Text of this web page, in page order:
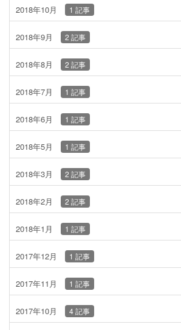
2018年10月 1 記事
2018年9月 2 記事
2018年8月 2 記事
2018年7月 1 記事
2018年6月 1 記事
2018年5月 1 記事
2018年3月 2 記事
2018年2月 2 記事
2018年1月 1 記事
2017年12月 1 記事
2017年11月 1 記事
2017年10月 4 記事